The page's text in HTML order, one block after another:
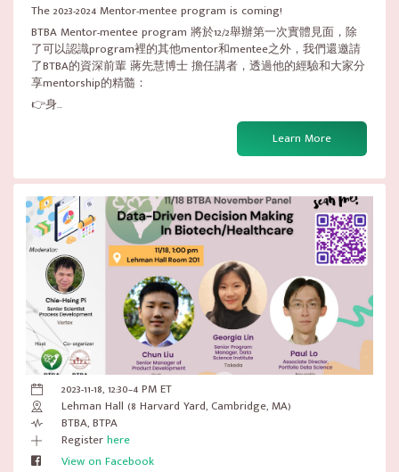
The 2023-2024 Mentor-mentee program is coming!
BTBA Mentor-mentee program 將於12/2舉辦第一次實體見面，除
了可以認識program裡的其他mentor和mentee之外，我們還邀請
了BTBA的資深前輩 蔣先慧博士 擔任講者，透過他的經驗和大家分
享mentorship的精髓：
👉身...
Learn More
2023-11-18, 12:30–4 PM ET
Lehman Hall (8 Harvard Yard, Cambridge, MA)
BTBA, BTPA
Registerhere
View on Facebook